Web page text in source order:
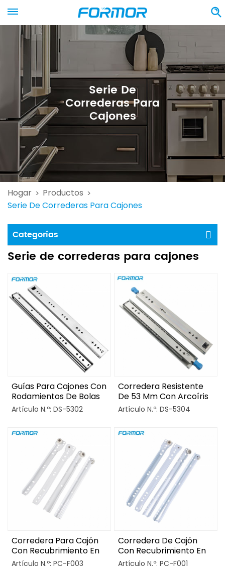
Serie De
Correderas Para
Cajones
Hogar > Productos >
Serie De Correderas Para Cajones
Categorías
Serie de correderas para cajones
Guías Para Cajones Con
Rodamientos De Bolas
De Alta Resistencia De
Artículo N.º: DS-5302
Corredera Resistente
De 53 Mm Con Arcoíris
Brillante Y Cerradura
Artículo N.º: DS-5304
Corredera Para Cajón
Con Recubrimiento En
Polvo Tipo Blum
Artículo N.º: PC-F003
Corredera De Cajón
Con Recubrimiento En
Polvo Tipo FGV
Artículo N.º: PC-F001